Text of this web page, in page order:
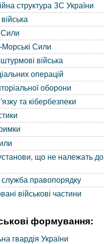
структура ЗС України
Сили
Морські Сили
війська
операцій
оборони
та кібербезпеки
що не належать до
служба правопорядку
військові частини
формування:
гвардія України